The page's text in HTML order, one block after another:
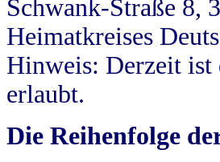
Schwank-Straße 8,
Heimatkreises
Hinweis: Derzeit ist
erlaubt.
Die Reihenfolge